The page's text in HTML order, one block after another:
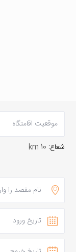
شعاع: 10 km